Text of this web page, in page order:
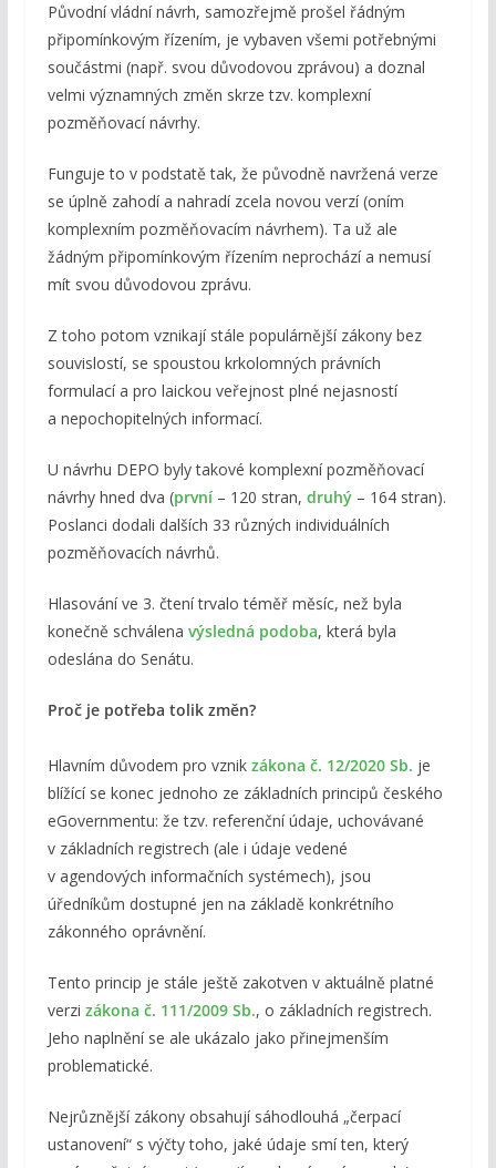
Původní vládní návrh, samozřejmě prošel řádným
připomínkovým řízením, je vybaven všemi potřebnými
součástmi (např. svou důvodovou zprávou) a doznal
velmi významných změn skrze tzv. komplexní
pozměňovací návrhy.
Funguje to v podstatě tak, že původně navržená verze
se úplně zahodí a nahradí zcela novou verzí (oním
komplexním pozměňovacím návrhem). Ta už ale
žádným připomínkovým řízením neprochází a nemusí
mít svou důvodovou zprávu.
Z toho potom vznikají stále populárnější zákony bez
souvislostí, se spoustou krkolomných právních
formulací a pro laickou veřejnost plné nejasností
a nepochopitelných informací.
U návrhu DEPO byly takové komplexní pozměňovací
návrhy hned dva (první – 120 stran, druhý– 164 stran).
Poslanci dodali dalších 33 různých individuálních
pozměňovacích návrhů.
Hlasování ve 3. čtení trvalo téměř měsíc, než byla
konečně schválena výsledná podoba, která byla
odeslána do Senátu.
Proč je potřeba tolik změn?
Hlavním důvodem pro vznik zákona č. 12/2020 Sb. je
blížící se konec jednoho ze základních principů českého
eGovernmentu: že tzv. referenční údaje, uchovávané
v základních registrech (ale i údaje vedené
v agendových informačních systémech), jsou
úředníkům dostupné jen na základě konkrétního
zákonného oprávnění.
Tento princip je stále ještě zakotven v aktuálně platné
verzi zákona č. 111/2009 Sb., o základních registrech.
Jeho naplnění se ale ukázalo jako přinejmenším
problematické.
Nejrůznější zákony obsahují sáhodlouhá „čerpací
ustanovení“ s výčty toho, jaké údaje smí ten, který